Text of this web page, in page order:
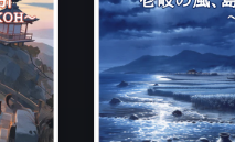
壱岐の風、島の手引〜Feat.KOH〜
2026